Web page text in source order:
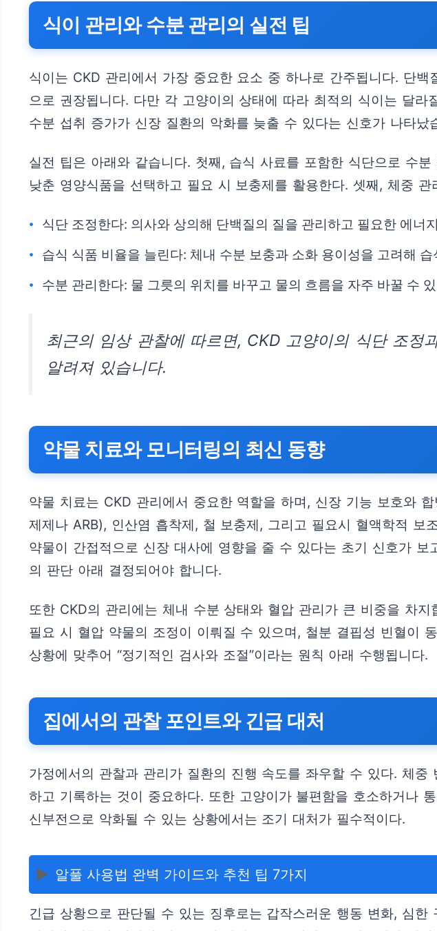
식이 관리와 수분 관리의 실전 팁
식이는 CKD 관리에서 가장 중요한 요소 중 하나로 간주됩니다. 단
으로 권장됩니다. 다만 각 고양이의 상태에 따라 최적의 식이는 달
수분 섭취 증가가 신장 질환의 악화를 늦출 수 있다는 신호가 나타났
실전 팁은 아래와 같습니다. 첫째, 습식 사료를 포함한 식단으로 수
낮춘 영양식품을 선택하고 필요 시 보충제를 활용한다. 셋째, 체중
식단 조정한다: 의사와 상의해 단백질의 질을 관리하고 필요한 에너
습식 식품 비율을 늘린다: 체내 수분 보충과 소화 용이성을 고려해
수분 관리한다: 물 그릇의 위치를 바꾸고 물의 흐름을 자주 바꿀 수
최근의 임상 관찰에 따르면, CKD 고양이의 식단 조
알려져 있습니다.
약물 치료와 모니터링의 최신 동향
약물 치료는 CKD 관리에서 중요한 역할을 하며, 신장 기능 보호와
제제나 ARB), 인산염 흡착제, 철 보충제, 그리고 필요시 혈액학적
약물이 간접적으로 신장 대사에 영향을 줄 수 있다는 초기 신호가
의 판단 아래 결정되어야 합니다.
또한 CKD의 관리에는 체내 수분 상태와 혈압 관리가 큰 비중을 차
필요 시 혈압 약물의 조정이 이뤄질 수 있으며, 철분 결핍성 빈혈이
상황에 맞추어 “정기적인 검사와 조절”이라는 원칙 아래 수행됩니다.
집에서의 관찰 포인트와 긴급 대처
가정에서의 관찰과 관리가 질환의 진행 속도를 좌우할 수 있다. 체
하고 기록하는 것이 중요하다. 또한 고양이가 불편함을 호소하거나
신부전으로 악화될 수 있는 상황에서는 조기 대처가 필수적이다.
▶️ 알풀 사용법 완벽 가이드와 추천 팁 7가지
긴급 상황으로 판단될 수 있는 징후로는 갑작스러운 행동 변화, 심